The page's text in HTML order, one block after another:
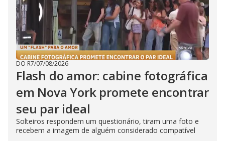
DO R7/07/08/2026
Flash do amor: cabine fotográfica
em Nova York promete encontrar
seu par ideal
Solteiros respondem um questionário, tiram uma foto e
recebem a imagem de alguém considerado compatível